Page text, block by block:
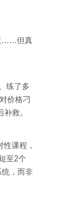
……但真
练了多
价格刁
救。
课程，
至2个
统，而非